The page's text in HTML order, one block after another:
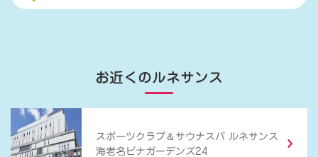
お近くのルネサンス
スポーツクラブ ＆ サウナスパ ルネサンス
海老名ビナガーデンズ24